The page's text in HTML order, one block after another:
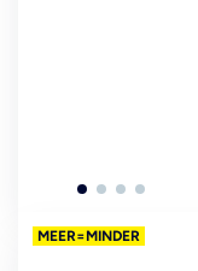
MEER=MINDER